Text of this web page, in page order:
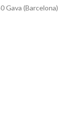
Gava (Barcelona)